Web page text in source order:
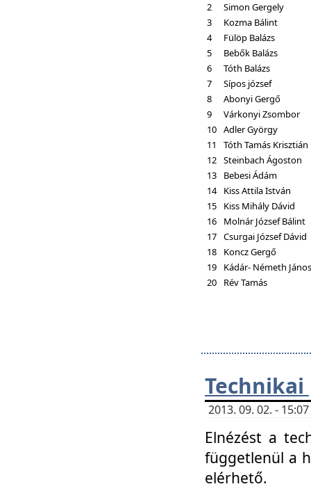
2
Simon Gergely
3
Kozma Bálint
4
Fülöp Balázs
5
Bebők Balázs
6
Tóth Balázs
7
Sípos józsef
8
Abonyi Gergő
9
Várkonyi Zsombor
10 Adler György
11
Tóth Tamás Krisztián
12 Steinbach Ágoston
13
Bebesi Ádám
14 Kiss Attila István
15
Kiss Mihály Dávid
16
Molnár József Bálint
17 Csurgai József Dávid
18
Koncz Gergő
19
Kádár- Németh János
20
Rév Tamás
2013. 09. 02. -
Elnézést a
függetlenül a
elérhető.